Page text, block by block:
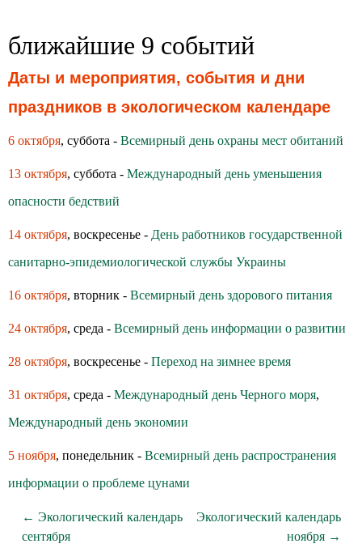
ближайшие 9 событий
Даты и мероприятия, события и дни
праздников в экологическом календаре
6 октября, суббота - Всемирный день охраны мест обитаний
13 октября, суббота - Международный день уменьшения
опасности бедствий
14 октября, воскресенье - День работников государственной
санитарно-эпидемиологической службы Украины
16 октября, вторник - Всемирный день здoрoвoгo питания
24 октября, среда - Всемирный день информации о развитии
28 октября, воскресенье - Переход на зимнее время
31 октября, среда - Международный день Черного моря,
Международный день экономии
5 ноября, понедельник - Всемирный день распространения
информации о проблеме цунами
← Экологический календарь
сентября
Экологический календарь
ноября →